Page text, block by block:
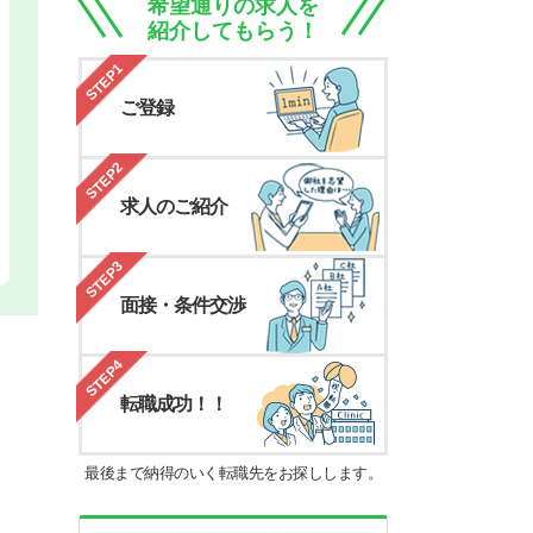
希望通りの求人を
紹介してもらう！
STEP1
ご登録
STEP2
求人のご紹介
STEP3
面接・条件交渉
STEP4
転職成功！！
最後まで納得のいく転職先をお探しします。